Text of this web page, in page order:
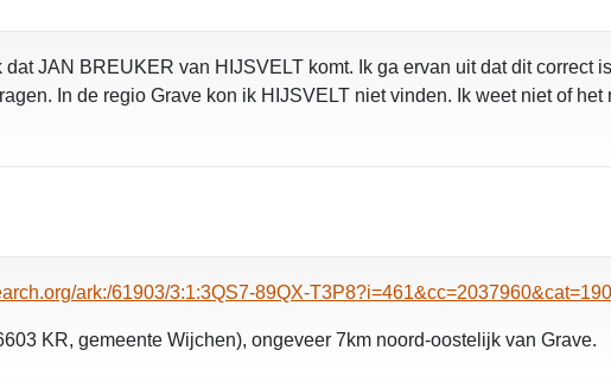
JAN BREUKER van HIJSVELT komt. Ik ga ervan uit dat dit correct
In de regio Grave kon ik HIJSVELT niet vinden. Ik weet niet of
ark:/61903/3:1:3QS7-89QX-
KR, gemeente Wijchen), ongeveer 7km noord-oostelijk van Grave.